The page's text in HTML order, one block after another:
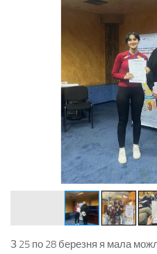
З 25 по 28 березня я мала